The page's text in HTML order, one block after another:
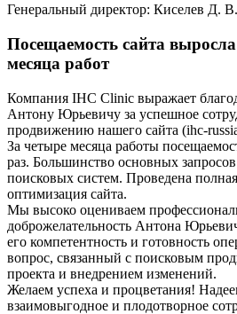
Генеральный директор: Киселев Д. В.
Посещаемость сайта выросла
месяца работ
Компания IHC Clinic выражает
Антону Юрьевичу за успешное
продвижению нашего сайта (ihc-
За четыре месяца работы
раз. Большинство основных
поисковых систем. Проведена
оптимизация сайта.
Мы высоко оцениваем
доброжелательность Антона
его компетентность и готовность
вопрос, связанный с поисковым
проекта и внедрением изменений.
Желаем успеха и процветания!
взаимовыгодное и плодотворное